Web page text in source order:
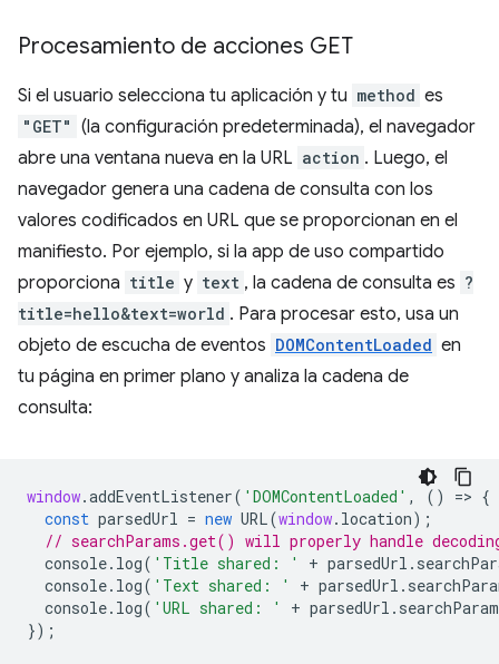
Procesamiento de acciones GET
Si el usuario selecciona tu aplicación y tu method es
"GET" (la configuración predeterminada), el navegador
abre una ventana nueva en la URL action . Luego, el
navegador genera una cadena de consulta con los
valores codificados en URL que se proporcionan en el
manifiesto. Por ejemplo, si la app de uso compartido
proporciona title y text , la cadena de consulta es ?
title=hello&text=world . Para procesar esto, usa un
objeto de escucha de eventos DOMContentLoaded en
tu página en primer plano y analiza la cadena de
consulta:
window.addEventListener( 'DOMContentLoaded' , () => {
const parsedUrl = new URL(window. location);
// searchParams.get() will properly handle
console. log( 'Title shared: ' + parsedUrl .
console. log( 'Text shared: ' + parsedUrl .
console. log( 'URL shared: ' + parsedUrl .
});